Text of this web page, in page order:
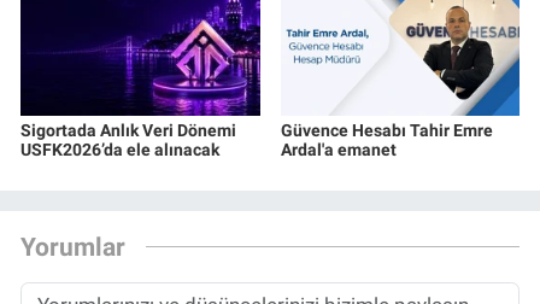
Sigortada Anlık Veri Dönemi
USFK2026’da ele alınacak
Güvence Hesabı Tahir Emre
Ardal'a emanet
Yorumlar